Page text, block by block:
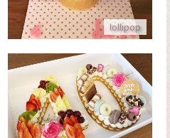
lollipop
עוגת יום הולדת 40
התקשר/י